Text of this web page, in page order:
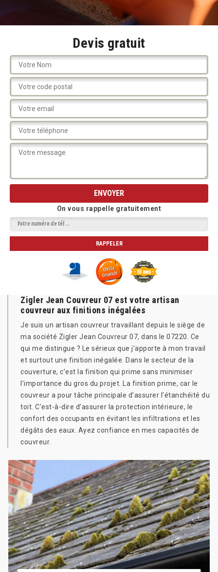
Devis gratuit
On vous rappelle gratuitement
Zigler Jean Couvreur 07 est votre artisan
couvreur aux finitions inégalées
Je suis un artisan couvreur travaillant depuis le siège de
ma société Zigler Jean Couvreur 07, dans le 07220. Ce
qui me distingue ? Le sérieux que j’apporte à mon travail
et surtout une finition inégalée. Dans le secteur de la
couverture, c’est la finition qui prime sans minimiser
l’importance du gros du projet. La finition prime, car le
couvreur a pour tâche principale d’assurer l’étanchéité du
toit. C’est-à-dire d’assurer la protection intérieure, le
confort des occupants en évitant les infiltrations et les
dégâts des eaux. Ayez confiance en mes capacités de
couvreur.